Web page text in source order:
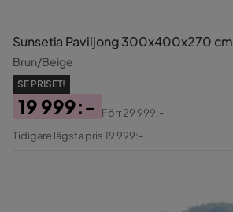
Sunsetia Paviljong 300x400x270 cm
Brun/Beige
SE PRISET!
Pris
19 999:-
Original
Förr29 999:-
Tidigare lägsta pris 19 999:-